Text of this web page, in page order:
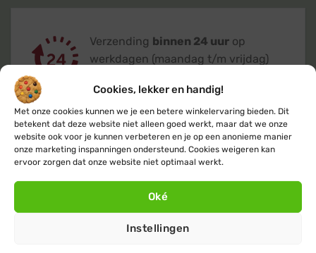
Cookies, lekker en handig!
Met onze cookies kunnen we je een betere winkelervaring bieden. Dit
betekent dat deze website niet alleen goed werkt, maar dat we onze
website ook voor je kunnen verbeteren en je op een anonieme manier
onze marketing inspanningen ondersteund. Cookies weigeren kan
ervoor zorgen dat onze website niet optimaal werkt.
Oké
Instellingen
Verzending binnen 24 uur op
werkdagen (maandag t/m vrijdag)
Klanten geven ons een 9,4op basis van